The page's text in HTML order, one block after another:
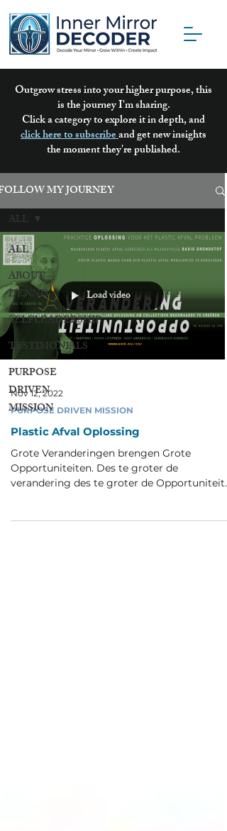
Outgrow stress into your higher purpose, this
is the journey I'm sharing.
Click a category to explore it in depth, and
click here to subscribeand get new insights
the moment they're published.
MY JOURNEY
ALL
ABOUT
DENNIS
SELFLEADERSHIP
TESTIMONIALS
PURPOSE
DRIVEN
MISSION
ALL
Load video
Nov 12, 2022
PURPOSE DRIVEN MISSION
Plastic Afval Oplossing
Grote Veranderingen brengen Grote
Opportuniteiten. Des te groter de
verandering des te groter de Opportuniteit.